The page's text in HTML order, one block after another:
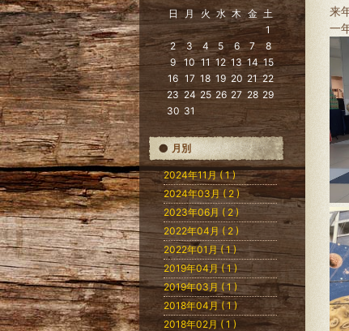
来
一
日 月 火 水 木 金 土
1
2
3 4 5 6 7
8
9
10 11 12 13 14 15
16 17 18 19 20 21 22
23 24 25 26 27 28 29
30 31
月別
2024年11月 ( 1 )
2024年03月 ( 2 )
2023年06月 ( 2 )
2022年04月 ( 2 )
2022年01月 ( 1 )
2019年04月 ( 1 )
2019年03月 ( 1 )
2018年04月 ( 1 )
2018年02月 ( 1 )